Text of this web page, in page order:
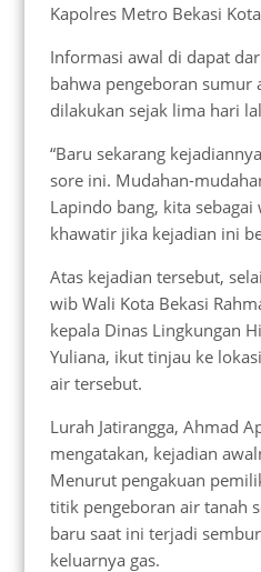
Kapolres Metro Bekasi
Informasi awal di dapat
bahwa pengeboran sumur
dilakukan sejak lima hari
“Baru sekarang
sore ini. Mudahan-
Lapindo bang, kita sebagai
khawatir jika kejadian ini
Atas kejadian tersebut,
wib Wali Kota Bekasi
kepala Dinas Lingkungan
Yuliana, ikut tinjau ke
air tersebut.
Lurah Jatirangga, Ahmad
mengatakan, kejadian
Menurut pengakuan
titik pengeboran air tanah
baru saat ini terjadi
keluarnya gas.